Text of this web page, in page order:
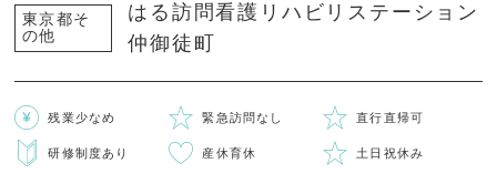
東京都そ
の他
はる訪問看護リハビリステーション
仲御徒町
残業少なめ 緊急訪問なし 直行直帰可
研修制度あり 産休育休 土日祝休み